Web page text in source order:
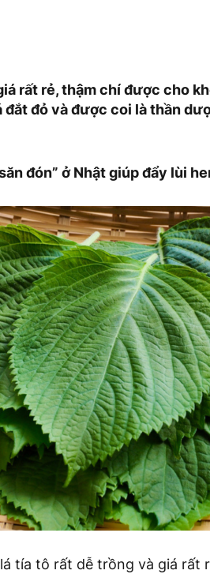
rất rẻ, thậm chí được cho
đắt đỏ và được coi là thần
đón” ở Nhật giúp đẩy lùi
tía tô rất dễ trồng và giá rất